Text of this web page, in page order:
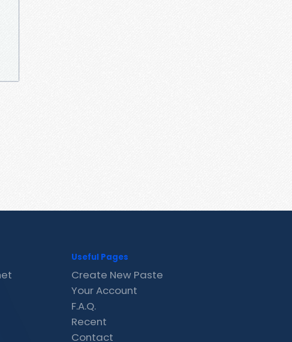
Useful Pages
Create New Paste
Your Account
F.A.Q.
Recent
Contact